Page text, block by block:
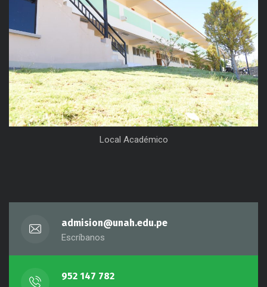
Local Académico
admision@unah.edu.pe
Escríbanos
952 147 782